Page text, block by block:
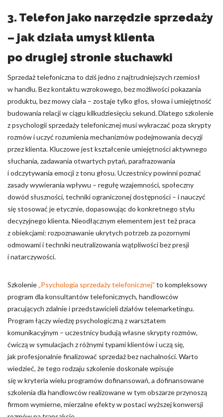
3. Telefon jako narzędzie sprzedaży
– jak działa umysł klienta
po drugiej stronie słuchawki
Sprzedaż telefoniczna to dziś jedno z najtrudniejszych rzemiosł
w handlu. Bez kontaktu wzrokowego, bez możliwości pokazania
produktu, bez mowy ciała – zostaje tylko głos, słowa i umiejętność
budowania relacji w ciągu kilkudziesięciu sekund. Dlatego szkolenie
z psychologii sprzedaży telefonicznej musi wykraczać poza skrypty
rozmów i uczyć rozumienia mechanizmów podejmowania decyzji
przez klienta. Kluczowe jest kształcenie umiejętności aktywnego
słuchania, zadawania otwartych pytań, parafrazowania
i odczytywania emocji z tonu głosu. Uczestnicy powinni poznać
zasady wywierania wpływu – regułę wzajemności, społeczny
dowód słuszności, techniki ograniczonej dostępności – i nauczyć
się stosować je etycznie, dopasowując do konkretnego stylu
decyzyjnego klienta. Nieodłącznym elementem jest też praca
z obiekcjami: rozpoznawanie ukrytych potrzeb za pozornymi
odmowami i techniki neutralizowania wątpliwości bez presji
i natarczywości.
Szkolenie„Psychologia sprzedaży telefonicznej” to kompleksowy
program dla konsultantów telefonicznych, handlowców
pracujących zdalnie i przedstawicieli działów telemarketingu.
Program łączy wiedzę psychologiczną z warsztatem
komunikacyjnym – uczestnicy budują własne skrypty rozmów,
ćwiczą w symulacjach z różnymi typami klientów i uczą się,
jak profesjonalnie finalizować sprzedaż bez nachalności. Warto
wiedzieć, że tego rodzaju szkolenie doskonale wpisuje
się w kryteria wielu programów dofinansowań, a dofinansowane
szkolenia dla handlowców realizowane w tym obszarze przynoszą
firmom wymierne, mierzalne efekty w postaci wyższej konwersji